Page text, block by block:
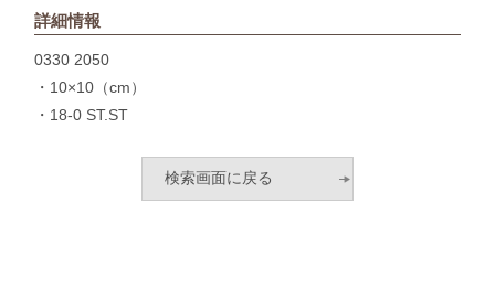
詳細情報
0330 2050
・10×10（cm）
・18-0 ST.ST